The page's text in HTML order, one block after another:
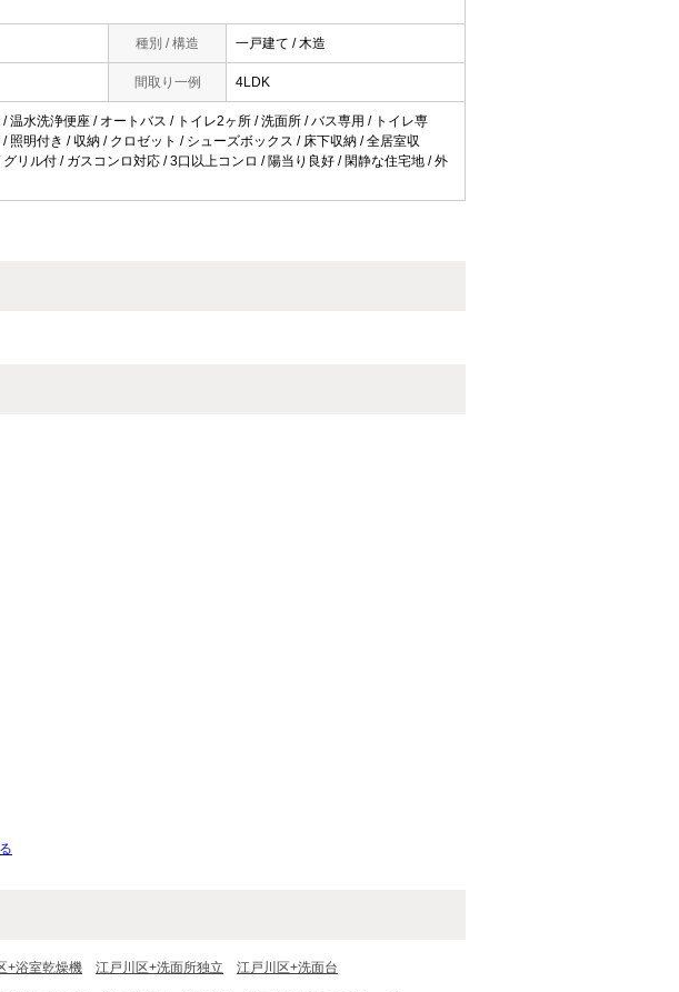
種別 / 構造 一戸建て / 木造
間取り一例 4LDK
水洗浄便座 / オートバス / トイレ2ヶ所 / 洗面所 / バス専用 / トイレ専
明付き / 収納 / クロゼット / シューズボックス / 床下収納 / 全居室収
リル付 / ガスコンロ対応 / 3口以上コンロ / 陽当り良好 / 閑静な住宅地 / 外
+浴室乾燥機 江戸川区+洗面所独立 江戸川区+洗面台